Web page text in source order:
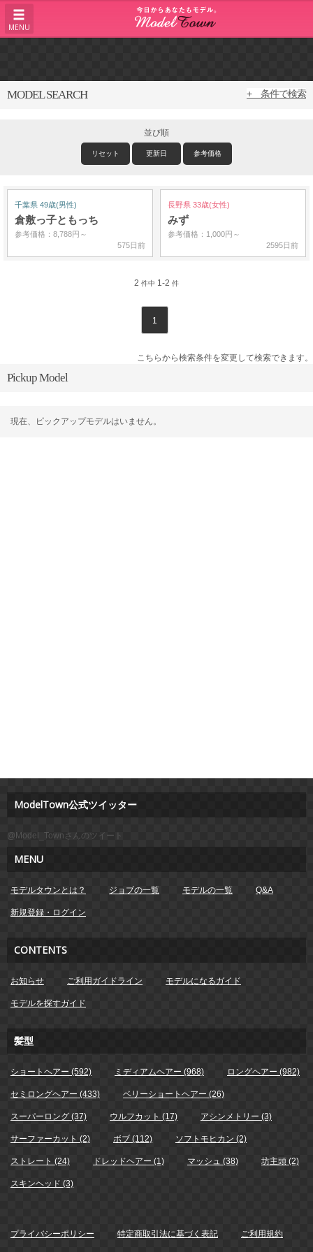
MENU
MODEL SEARCH + 条件で検索
並び順
リセット 更新日 参考価格
千葉県 49歳(男性)
倉敷っ子ともっち
参考価格：8,788円～
575日前
長野県 33歳(女性)
みず
参考価格：1,000円～
2595日前
2 件中 1-2 件
1
こちらから検索条件を変更して検索できます。
Pickup Model
現在、ピックアップモデルはいません。
ModelTown公式ツイッター
@Model_Townさんのツイート
MENU
モデルタウンとは？ ジョブの一覧 モデルの一覧 Q&A
新規登録・ログイン
CONTENTS
お知らせ ご利用ガイドライン モデルになるガイド
モデルを探すガイド
髪型
ショートヘアー (592) ミディアムヘアー (968) ロングヘアー (982)
セミロングヘアー (433) ベリーショートヘアー (26)
スーパーロング (37) ウルフカット (17) アシンメトリー (3)
サーファーカット (2) ボブ (112) ソフトモヒカン (2)
ストレート (24) ドレッドヘアー (1) マッシュ (38) 坊主頭 (2)
スキンヘッド (3)
プライバシーポリシー 特定商取引法に基づく表記 ご利用規約